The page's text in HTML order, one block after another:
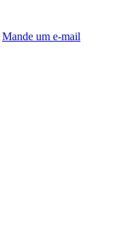
Mande um e-mail